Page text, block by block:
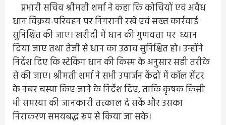
प्रभारी सचिव श्रीमती शर्मा ने कहा कि कोचियों एवं अवैध
धान विक्रय-परिवहन पर निगरानी रखे एवं सख्त कार्रवाई
सुनिश्चित की जाए। खरीदी में धान की गुणवत्ता पर ध्यान
दिया जाए तथा तेजी से धान का उठाव सुनिश्चित हो। उन्होंने
निर्देश दिए कि स्टेकिंग धान की किस्म के अनुसार सही तरीके
से की जाए। श्रीमती शर्मा ने सभी उपार्जन केंद्रों में कॉल सेंटर
के नंबर चस्पा किए जाने के निर्देश दिए, ताकि कृषक किसी
भी समस्या की जानकारी तत्काल दे सकें और उसका
निराकरण समयबद्ध रूप से किया जा सके।